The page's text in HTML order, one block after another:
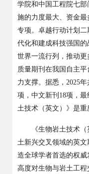
学院和中国工程院七
施的力度最大、资金
专项。卓越行动计划二
代化和建成科技强国
世界一流行列，推动
质量期刊在我国自主
力支撑。据悉， 2025年
项，中文新刊 18项，最
土技术（英文）》是重
《生物岩土技术
土新兴交叉领域的英
造全球学者首选的权
高度对生物与岩土工